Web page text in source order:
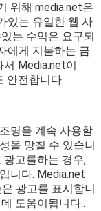
위해 media.net은
있는 유일한 웹 사
는 수익은 요구되
에게 지불하는 금
Media.net이
안전합니다.
명을 계속 사용할
을 망칠 수 있습니
광고를하는 경우,
니다. Media.net
광고를 표시합니
도움이됩니다..